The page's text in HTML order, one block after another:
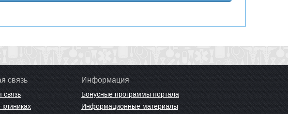
связь
связь
Информация
Бонусные программы портала
Информационные материалы